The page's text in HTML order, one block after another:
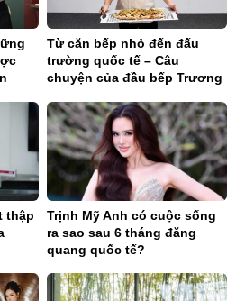
Từ căn bếp nhỏ đến đấu
trường quốc tế – Câu
chuyện của đầu bếp Trương
thập
Trịnh Mỹ Anh có cuộc sống
ra sao sau 6 tháng đăng
quang quốc tế?